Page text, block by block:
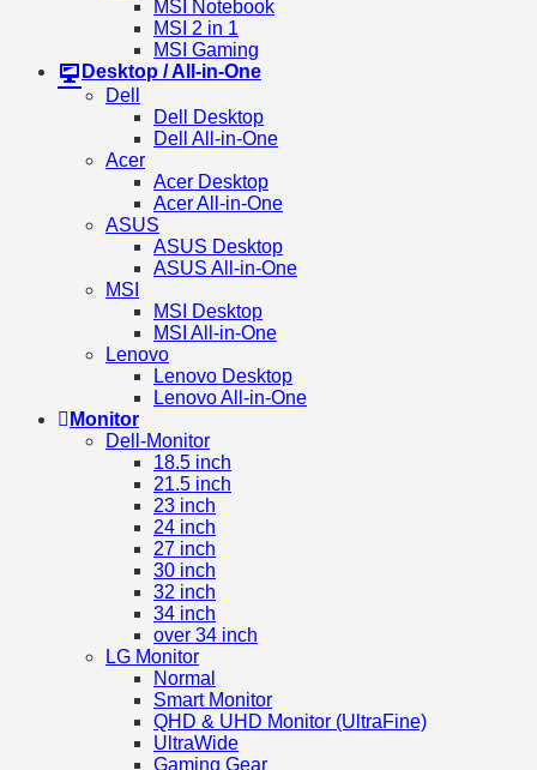
MSI Notebook
MSI 2 in 1
MSI Gaming
Desktop / All-in-One
Dell
Dell Desktop
Dell All-in-One
Acer
Acer Desktop
Acer All-in-One
ASUS
ASUS Desktop
ASUS All-in-One
MSI
MSI Desktop
MSI All-in-One
Lenovo
Lenovo Desktop
Lenovo All-in-One
Monitor
Dell-Monitor
18.5 inch
21.5 inch
23 inch
24 inch
27 inch
30 inch
32 inch
34 inch
over 34 inch
LG Monitor
Normal
Smart Monitor
QHD & UHD Monitor (UltraFine)
UltraWide
Gaming Gear